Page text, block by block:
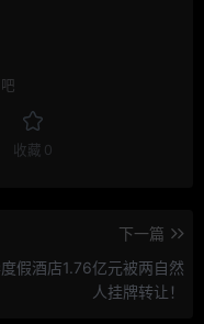
收藏 0
下一篇
假酒店1.76亿元被两自然
人挂牌转让！